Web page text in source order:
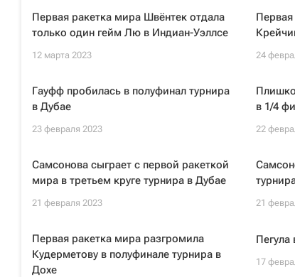
Первая ракетка мира Швёнтек отдала
только один гейм Лю в Индиан-Уэллсе
12 марта 2023
Первая
24
Гауфф пробилась в полуфинал турнира
в Дубае
23 февраля 2023
в 1/4
22
Самсонова сыграет с первой ракеткой
мира в третьем круге турнира в Дубае
21 февраля 2023 21
Первая ракетка мира разгромила
Кудерметову в полуфинале турнира в
Дохе
17